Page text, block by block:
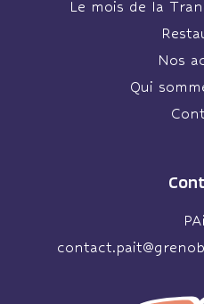
Le mois de la
Nos
Qui